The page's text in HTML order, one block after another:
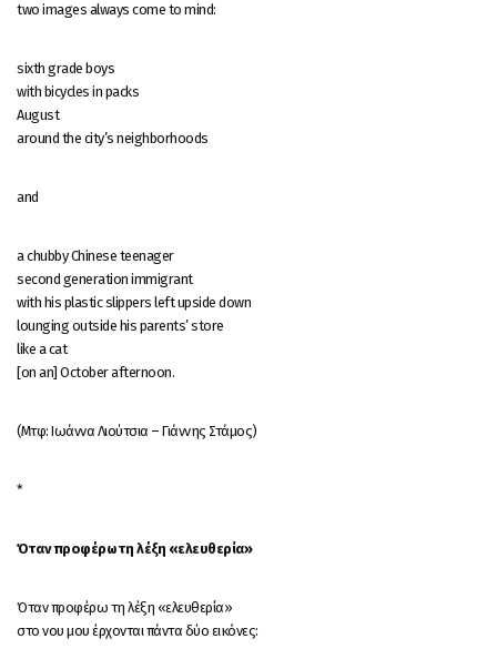
two images always come to mind:
sixth grade boys
with bicycles in packs
August
around the city’s neighborhoods
and
a chubby Chinese teenager
second generation immigrant
with his plastic slippers left upside down
lounging outside his parents’ store
like a cat
[on an] October afternoon.
(Μτφ: Ιωάννα Λιούτσια – Γιάννης Στάμος)
*
Όταν προφέρω τη λέξη «ελευθερία»
Όταν προφέρω τη λέξη «ελευθερία»
στο νου μου έρχονται πάντα δύο εικόνες: